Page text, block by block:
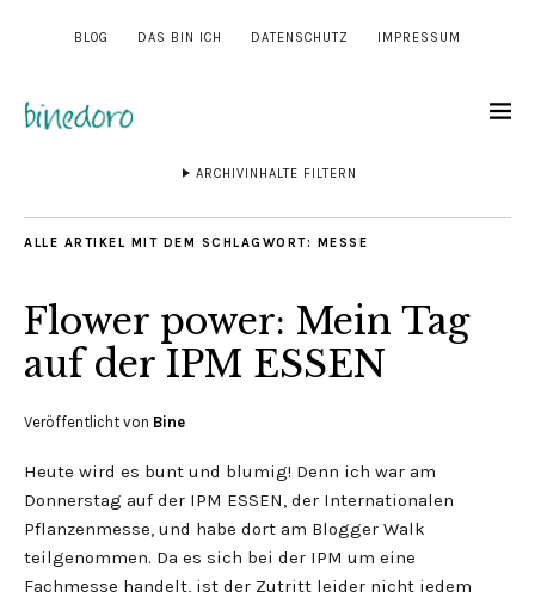
BLOG DAS BIN ICH DATENSCHUTZ IMPRESSUM
ARCHIVINHALTE FILTERN
ALLE ARTIKEL MIT DEM SCHLAGWORT: MESSE
Flower power: Mein Tag
auf der IPM ESSEN
Veröffentlicht von Bine
Heute wird es bunt und blumig! Denn ich war am
Donnerstag auf der IPM ESSEN, der Internationalen
Pflanzenmesse, und habe dort am Blogger Walk
teilgenommen. Da es sich bei der IPM um eine
Fachmesse handelt, ist der Zutritt leider nicht jedem